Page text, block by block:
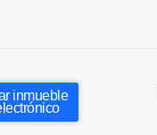
inmueble